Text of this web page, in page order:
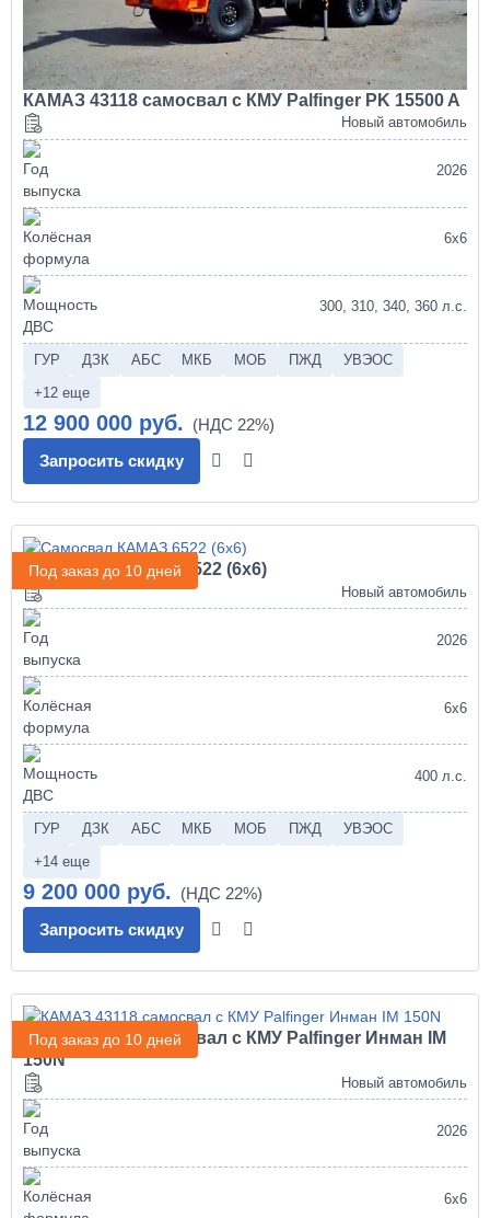
КАМАЗ 43118 самосвал с КМУ Palfinger PK 15500 A
Новый автомобиль
2026
6х6
300, 310, 340, 360 л.с.
ГУР ДЗК АБС МКБ МОБ ПЖД
УВЭОС
+12 еще
12 900 000 руб.
Запросить скидку
Под заказ до 10 дней
Самосвал КАМАЗ 6522 (6х6)
Новый автомобиль
2026
6х6
400 л.с.
ГУР ДЗК АБС МКБ МОБ ПЖД
УВЭОС
+14 еще
9 200 000 руб.
Запросить скидку
Под заказ до 10 дней
КАМАЗ 43118 самосвал с КМУ Palfinger Инман IM
150N
Новый автомобиль
2026
6х6